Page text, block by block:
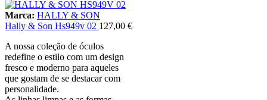
Marca: HALLY & SON
Hally & Son Hs949v 02 127,00 €
A nossa coleção de óculos
redefine o estilo com um design
fresco e moderno para aqueles
que gostam de se destacar com
personalidade.